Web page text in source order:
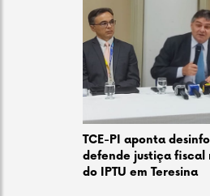
TCE-PI aponta
defende justiça fiscal
do IPTU em Teresina